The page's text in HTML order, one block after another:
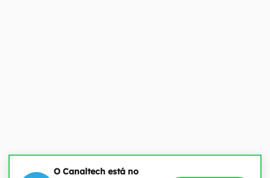
O Canaltech está no